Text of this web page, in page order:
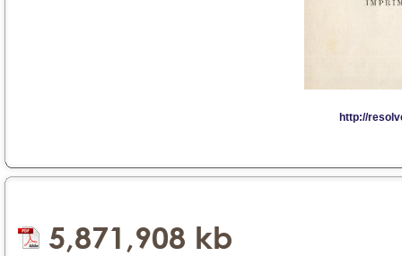
5,871,908 kb